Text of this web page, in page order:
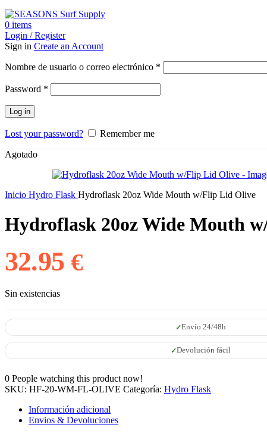
0 items
Login / Register
Sign in Create an Account
Nombre de usuario o correo electrónico *
Password *
Log in
Lost your password? Remember me
Agotado
Inicio Hydro Flask Hydroflask 20oz Wide Mouth w/Flip Lid Olive
Hydroflask 20oz Wide Mouth
32.95€
Sin existencias
Envío 24/48h
Devolución fácil
0 People watching this product now!
SKU: HF-20-WM-FL-OLIVE Categoría: Hydro Flask
Información adicional
Envios & Devoluciones